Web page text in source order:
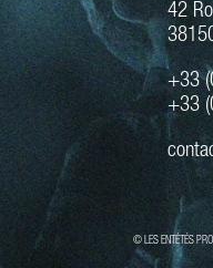
42
+33
+33
© LES ENTÉTÉS